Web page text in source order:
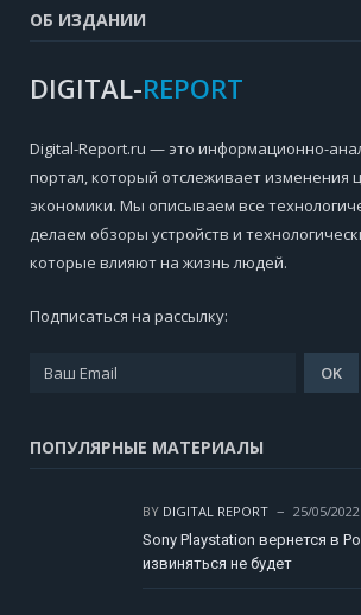
ОБ ИЗДАНИИ
DIGITAL-REPORT
Digital-Report.ru — это информационно-
портал, который отслеживает изменения
экономики. Мы описываем все
делаем обзоры устройств и
которые влияют на жизнь людей.
Подписаться на рассылку:
ПОПУЛЯРНЫЕ МАТЕРИАЛЫ
BY DIGITAL REPORT
25/05/
Sony Playstation вернется в
извиняться не будет